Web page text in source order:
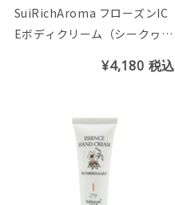
SuiRichAroma フローズンIC
Eボディクリーム（シークヮー
¥4,180 税込